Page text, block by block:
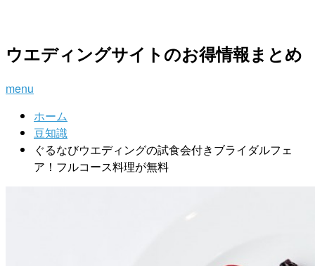
ウエディングサイトのお得情報まとめ
menu
ホーム
豆知識
ぐるなびウエディングの試食会付きブライダルフェ
ア！フルコース料理が無料